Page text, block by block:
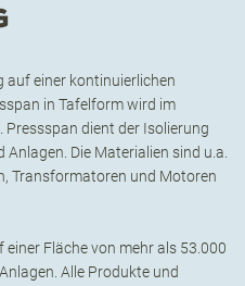
auf einer kontinuierlichen
in Tafelform wird im
dient der Isolierung
Die Materialien sind u.a.
Transformatoren und Motoren
Fläche von mehr als 53.000
Alle Produkte und